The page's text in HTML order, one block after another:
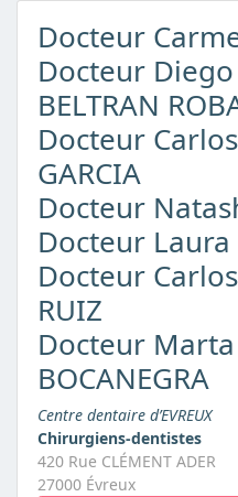
Docteur
Docteur
BELTRAN
Docteur
GARCIA
Docteur
Docteur Laura
Docteur Carlos
RUIZ
Docteur Marta
BOCANEGRA
Centre dentaire d’EVREUX
Chirurgiens-dentistes
420 Rue CLÉMENT ADER
27000 Évreux